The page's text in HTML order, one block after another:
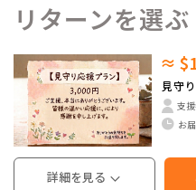
リターンを選ぶ
≈
見守
支
お
詳細を見る